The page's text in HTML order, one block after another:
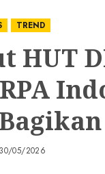
TREND
HUT
30/05/2026